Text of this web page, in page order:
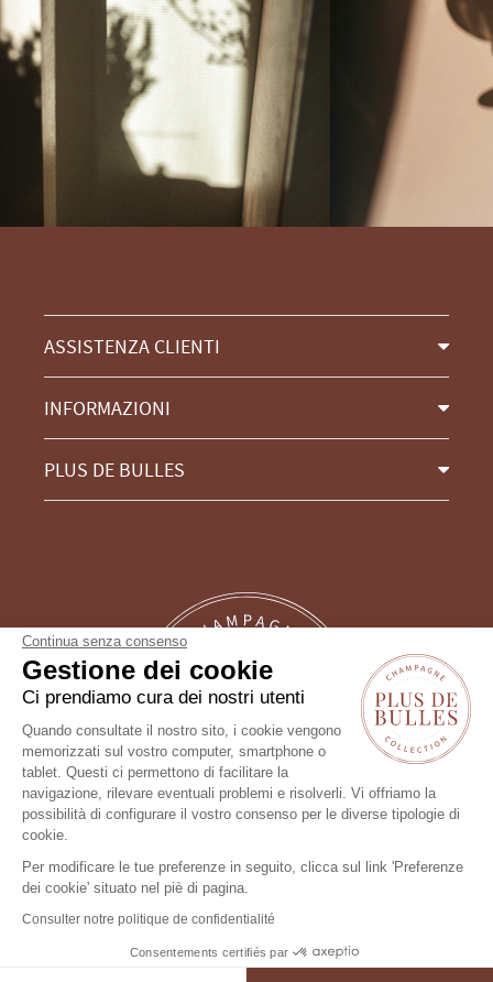
ASSISTENZA CLIENTI
INFORMAZIONI
PLUS DE BULLES
Seguici !
Continua senza consenso
Gestione dei cookie
Ci prendiamo cura dei nostri utenti
Quando consultate il nostro sito, i cookie vengono
memorizzati sul vostro computer, smartphone o
tablet. Questi ci permettono di facilitare la
navigazione, rilevare eventuali problemi e risolverli. Vi offriamo la
possibilità di configurare il vostro consenso per le diverse tipologie di
cookie.
Per modificare le tue preferenze in seguito, clicca sul link 'Preferenze
dei cookie' situato nel piè di pagina.
Consulter notre politique de confidentialité
Consentements certifiés par